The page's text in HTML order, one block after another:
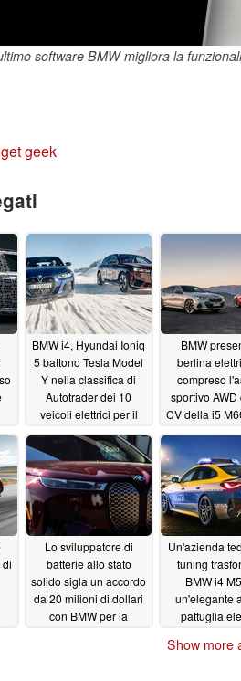
software BMW migliora la
geek
BMW i4, Hyundai Ioniq
5 battono Tesla Model
Y nella classifica di
Autotrader dei 10
veicoli elettrici per il
06/25/2023
BMW
berlina
compreso
sportivo AWD
CV della i5
05/25/
Lo sviluppatore di
batterie allo stato
solido sigla un accordo
da 20 milioni di dollari
con BMW per la
Un'azienda
tuning
BMW i4
un'elegante
pattuglia
Show more